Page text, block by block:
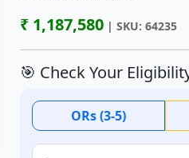
₹ 1,187,580 | SKU: 64235
🎯 Check Your
ORs (3-5)